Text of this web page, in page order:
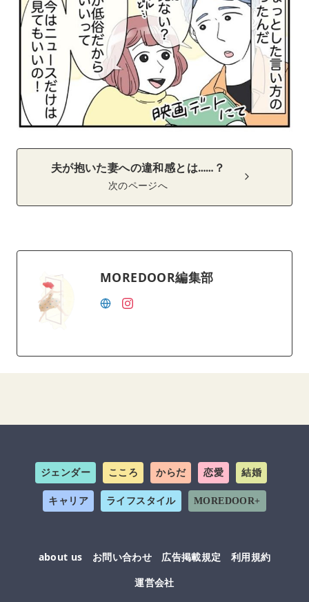
夫が抱いた妻への違和感とは……？
次のページへ
MOREDOOR編集部
ジェンダー こころ からだ 恋愛 結婚
キャリア ライフスタイル MOREDOOR+
about us お問い合わせ 広告掲載規定
利用規約
運営会社